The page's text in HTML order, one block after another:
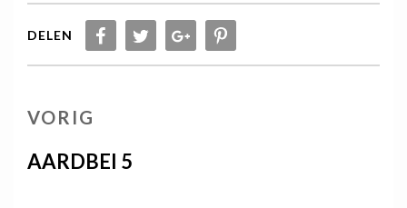
DELEN
VORIG
VORIG
AARDBEI 5